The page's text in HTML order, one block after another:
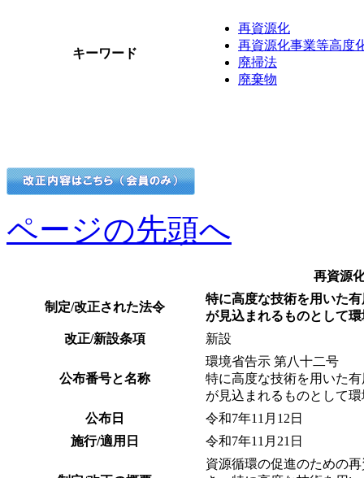
キーワード
再資源化
再資源化事業等高度
廃掃法
廃棄物
ページの先頭へ
再資源
制定/改正された法令
特に高度な技術を用いた
が見込まれるものとして
改正/新設条項
新設
公布番号と名称
環境省告示 第八十二号
特に高度な技術を用いた
が見込まれるものとして
公布日
令和7年11月12日
施行/適用日
令和7年11月21日
資源循環の促進のための